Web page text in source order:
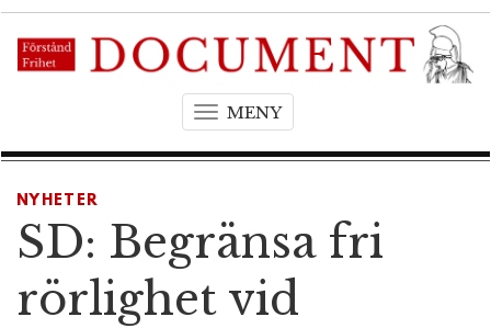
MENYT
g
e
n
a
NYHETER
SD: Begränsa fri
rörlighet vid